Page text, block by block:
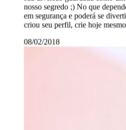
nosso segredo ;) No que
em segurança e poderá se
criou seu perfil, crie hoje
08/02/2018